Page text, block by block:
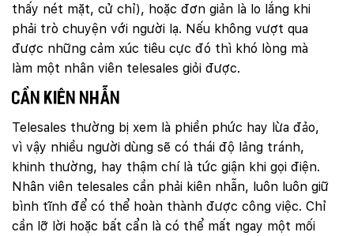
thấy nét mặt, cử chỉ), hoặc đơn giản là lo lắng khi
phải trò chuyện với người lạ. Nếu không vượt qua
được những cảm xúc tiêu cực đó thì khó lòng mà
làm một nhân viên telesales giỏi được.
Cần kiên nhẫn
Telesales thường bị xem là phiền phức hay lừa đảo,
vì vậy nhiều người dùng sẽ có thái độ lảng tránh,
khinh thường, hay thậm chí là tức giận khi gọi điện.
Nhân viên telesales cần phải kiên nhẫn, luôn luôn giữ
bình tĩnh để có thể hoàn thành được công việc. Chỉ
cần lỡ lời hoặc bất cẩn là có thể mất ngay một mối